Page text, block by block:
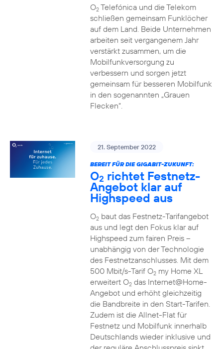
O2Telefónica und die Telekom
schließen gemeinsam Funklöcher
auf dem Land. Beide Unternehmen
arbeiten seit vergangenem Jahr
verstärkt zusammen, um die
Mobilfunkversorgung zu
verbessern und sorgen jetzt
gemeinsam für besseren Mobilfunk
in den sogenannten „Grauen
Flecken“.
21. September 2022
BEREIT FÜR DIE GIGABIT-ZUKUNFT:
O2 richtet Festnetz-
Angebot klar auf
Highspeed aus
O2baut das Festnetz-Tarifangebot
aus und legt den Fokus klar auf
Highspeed zum fairen Preis –
unabhängig von der Technologie
des Festnetzanschlusses. Mit dem
500 Mbit/s-Tarif O2my Home XL
erweitert O2das Internet@Home-
Angebot und erhöht gleichzeitig
die Bandbreite in den Start-Tarifen.
Zudem ist die Allnet-Flat für
Festnetz und Mobilfunk innerhalb
Deutschlands wieder inklusive und